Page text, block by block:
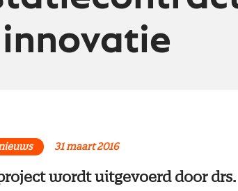
31 maart 2016
wordt uitgevoerd door drs.